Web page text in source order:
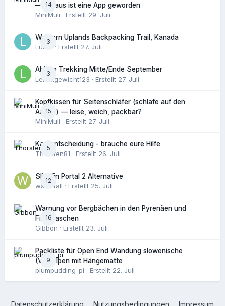
14
— daraus ist eine App geworden
MiniMuli · Erstellt 29. Juli
3
Western Uplands Backpacking Trail, Kanada
Luk14
· Erstellt 27. Juli
3
Abisko Trekking Mitte/Ende September
Leichtgewicht123 · Erstellt 27. Juli
15
Kopfkissen für Seitenschläfer (schlafe auf den
Armen) — leise, weich, packbar?
MiniMuli · Erstellt 27. Juli
5
Kaufentscheidung - brauche eure Hilfe
Thorsten81 · Erstellt 26. Juli
12
Slingfin Portal 2 Alternative
waterfall · Erstellt 25. Juli
16
Warnung vor Bergbächen in den Pyrenäen und
Filterflaschen
Gibbon · Erstellt 23. Juli
9
Packliste für Open End Wandung slowenische
(Vor)Alpen mit Hängematte
plumpudding_pi · Erstellt 22. Juli
Datenschutzerklärung Nutzungsbedingungen Impressum